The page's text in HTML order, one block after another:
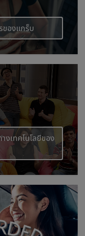
ของแกร็บ
งเทคโนโลยีของ